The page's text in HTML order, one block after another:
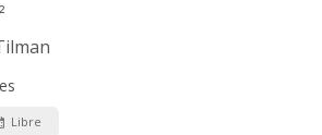
calme, studieuse
Libre